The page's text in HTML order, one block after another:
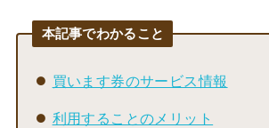
本記事でわかること
買います券のサービス情報
利用することのメリット